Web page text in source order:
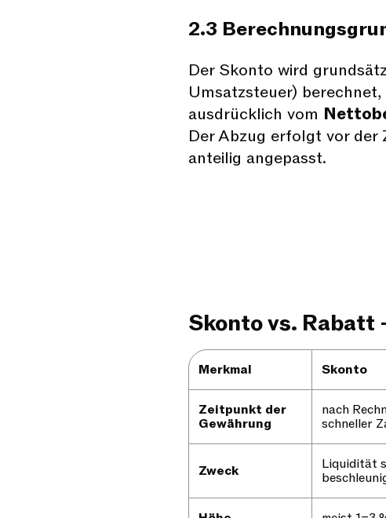
2.3
Der Skonto wird
Umsatzsteuer)
ausdrücklich vom
Der Abzug erfolgt vor der
anteilig angepasst.
Skonto vs. Rabatt
Merkmal Skonto
Zeitpunkt der
Gewährung
nach
schneller
Zweck
Liquidität